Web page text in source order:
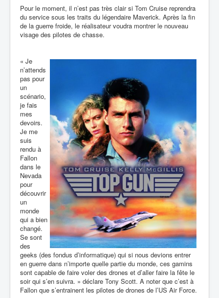
Pour le moment, il n’est pas très clair si Tom Cruise reprendra
du service sous les traits du légendaire Maverick. Après la fin
de la guerre froide, le réalisateur voudra montrer le nouveau
visage des pilotes de chasse.
« Je
n’attends
pas pour
un
scénario,
je fais
mes
devoirs.
Je me
suis
rendu à
Fallon
dans le
Nevada
pour
découvrir
un
monde
qui a bien
changé.
Se sont
des
geeks (des fondus d’informatique) qui si nous devions entrer
en guerre dans n’importe quelle partie du monde, ces gamins
sont capable de faire voler des drones et d’aller faire la fête le
soir qui s’en suivra. » déclare Tony Scott. A noter que c’est à
Fallon que s’entrainent les pilotes de drones de l’US Air Force.